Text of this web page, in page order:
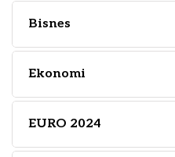
Bisnes
Ekonomi
EURO 2024